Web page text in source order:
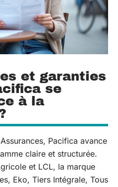
et garanties
se
à la
Pacifica avance
claire et structurée.
et LCL, la marque
Eko, Tiers Intégrale, Tous